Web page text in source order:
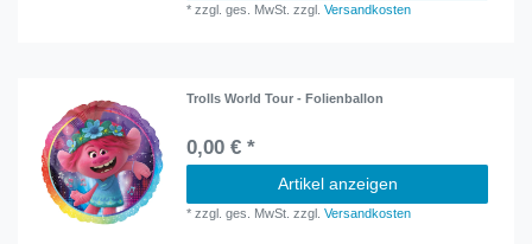
*zzgl. ges. MwSt. zzgl.Versandkosten
Trolls World Tour - Folienballon
0,00 € *
Artikel anzeigen
*zzgl. ges. MwSt. zzgl.Versandkosten